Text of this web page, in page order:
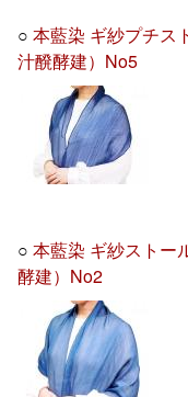
○本藍染 ギ紗プチス
汁醗酵建）No5
○本藍染 ギ紗ストー
酵建）No2